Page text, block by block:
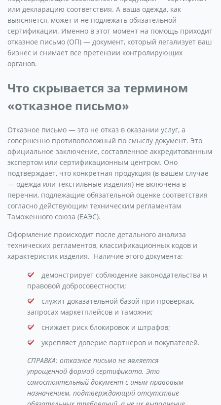
или декларацию соответствия. А ваша одежда, как
выясняется, может и не подлежать обязательной
сертификации. Именно в этот момент на помощь приходит
отказное письмо (ОП) — документ, который легализует ваш
бизнес и снимает все претензии контролирующих
органов.
Что скрывается за термином
«отказное письмо»
Отказное письмо — это не отказ в оказании услуг, а
совершенно противоположный по смыслу документ. Это
официальное заключение, составленное аккредитованным
экспертом или сертификационным центром. Оно
подтверждает, что конкретная продукция (в вашем случае
— одежда или текстильные изделия) не включена в
перечни, подлежащие обязательной оценке соответствия
согласно действующим техническим регламентам
Таможенного союза (ЕАЭС).
Оформление происходит после детального анализа
технических регламентов, классификационных кодов и
характеристик изделия. Наличие этого документа:
демонстрирует соблюдение законодательства и
правовой добросовестности;
служит доказательной базой при проверках,
запросах маркетплейсов и таможни;
снижает риск блокировок и штрафов;
укрепляет доверие партнеров и покупателей.
СПРАВКА: отказное письмо не является
упрощенной формой сертификата. Это
самостоятельный документ с иным правовым
назначением, подтверждающий отсутствие